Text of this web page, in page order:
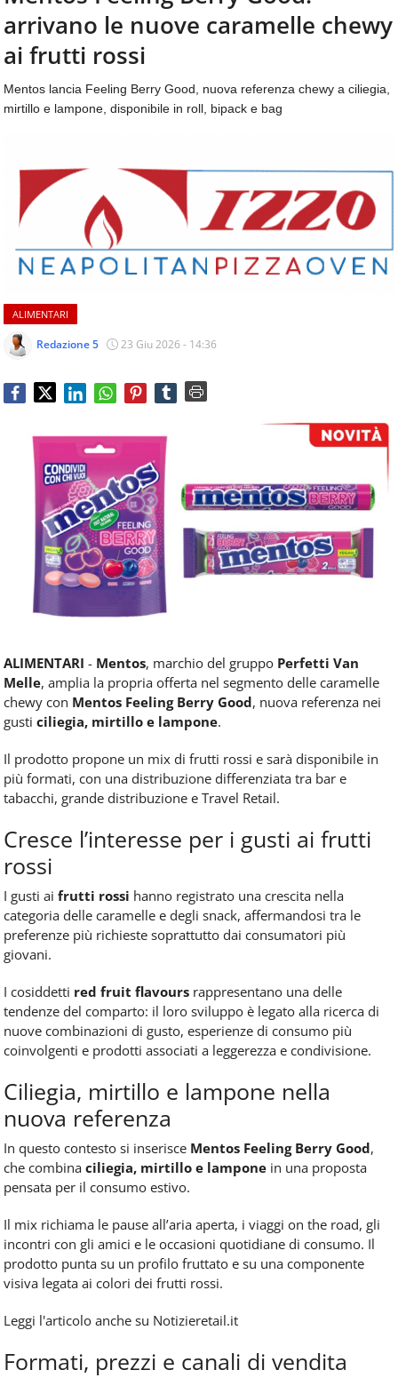
aggiornamenti
quotidiani
su
temi
come
ospitalità,
ristorazione,
beverage,
catering
e
quotidiani
sul
dell'alimentazione,
dei
consumi
del
Food
tutte
novità
comparto
Horeca.
CONTATTI
arrivano le nuove caramelle chewy
ai frutti rossi
Mentos lancia Feeling Berry Good, nuova referenza chewy a ciliegia,
mirtillo e lampone, disponibile in roll, bipack e bag
ALIMENTARI
Redazione 5 23 Giu 2026 - 14:36
ALIMENTARI - Mentos, marchio del gruppo Perfetti Van
Melle, amplia la propria offerta nel segmento delle caramelle
chewy con Mentos Feeling Berry Good, nuova referenza nei
gusti ciliegia, mirtillo e lampone.
Il prodotto propone un mix di frutti rossi e sarà disponibile in
più formati, con una distribuzione differenziata tra bar e
tabacchi, grande distribuzione e Travel Retail.
Cresce l’interesse per i gusti ai frutti
rossi
I gusti ai frutti rossi hanno registrato una crescita nella
categoria delle caramelle e degli snack, affermandosi tra le
preferenze più richieste soprattutto dai consumatori più
giovani.
I cosiddetti red fruit flavours rappresentano una delle
tendenze del comparto: il loro sviluppo è legato alla ricerca di
nuove combinazioni di gusto, esperienze di consumo più
coinvolgenti e prodotti associati a leggerezza e condivisione.
Ciliegia, mirtillo e lampone nella
nuova referenza
In questo contesto si inserisce Mentos Feeling Berry Good,
che combina ciliegia, mirtillo e lampone in una proposta
pensata per il consumo estivo.
Il mix richiama le pause all’aria aperta, i viaggi on the road, gli
incontri con gli amici e le occasioni quotidiane di consumo. Il
prodotto punta su un profilo fruttato e su una componente
visiva legata ai colori dei frutti rossi.
Leggi l'articolo anche su Notizieretail.it
Formati, prezzi e canali di vendita